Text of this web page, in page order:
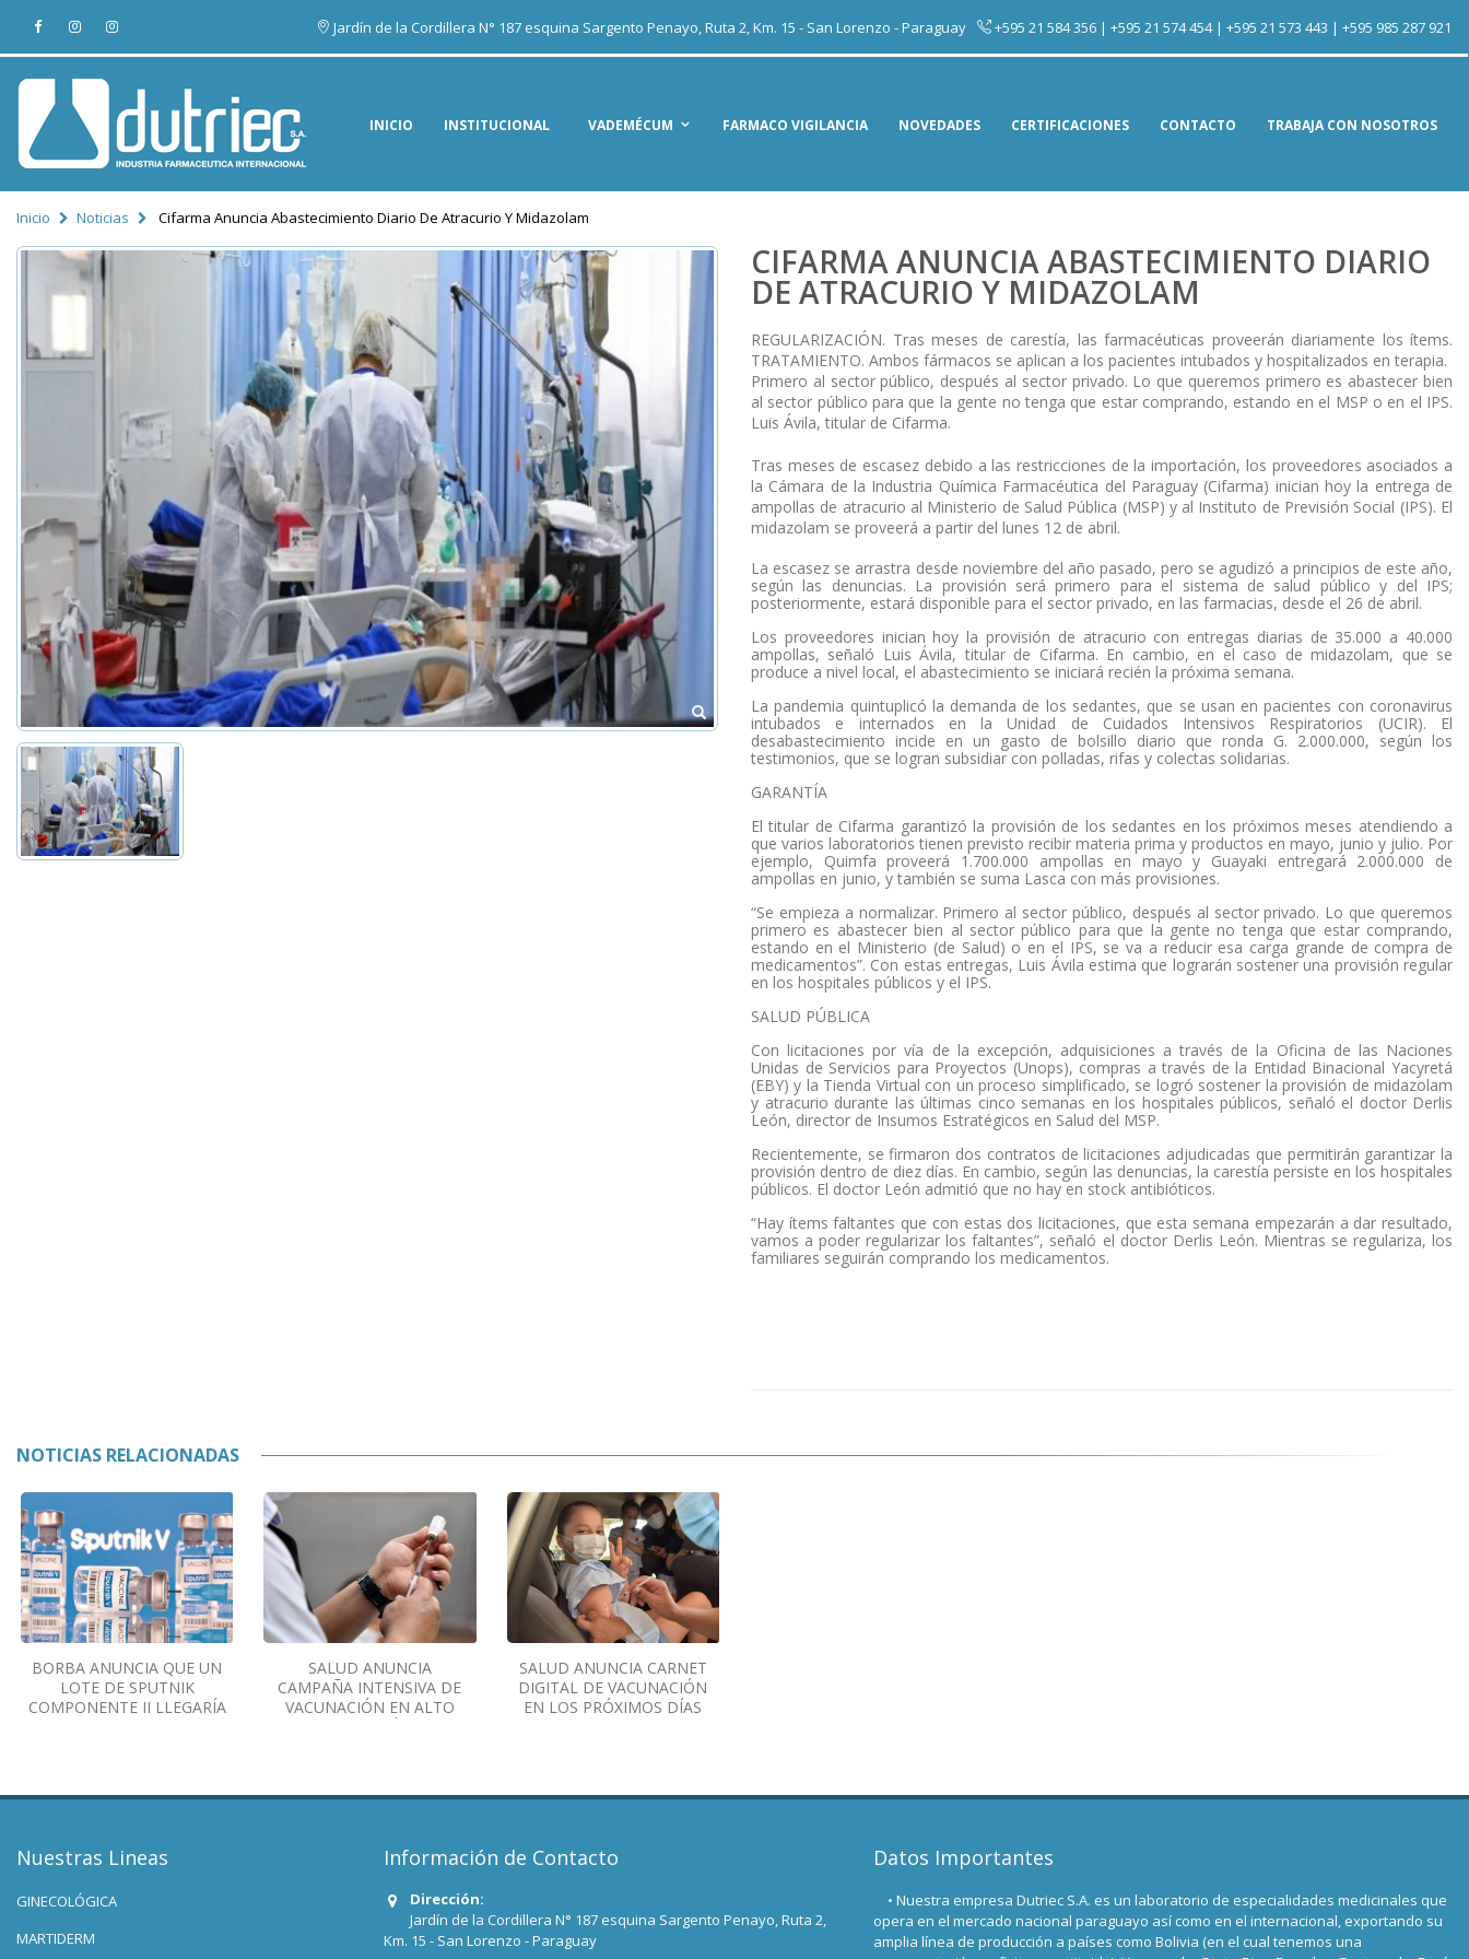
Jardín de la Cordillera N° 187 esquina Sargento Penayo, Ruta 2, Km. 15 - San Lorenzo - Paraguay +595 21 584 356 | +595 21 574 454 | +595 21 573 443 | +595 985 287 921
INICIO INSTITUCIONAL VADEMÉCUM FARMACO VIGILANCIA NOVEDADES CERTIFICACIONES CONTACTO TRABAJA CON NOSOTROS
Inicio Noticias Cifarma Anuncia Abastecimiento Diario De Atracurio Y Midazolam
CIFARMA ANUNCIA ABASTECIMIENTO DIARIO
DE ATRACURIO Y MIDAZOLAM
REGULARIZACIÓN. Tras meses de carestía, las farmacéuticas proveerán diariamente los ítems.
TRATAMIENTO. Ambos fármacos se aplican a los pacientes intubados y hospitalizados en terapia.
Primero al sector público, después al sector privado. Lo que queremos primero es abastecer bien
al sector público para que la gente no tenga que estar comprando, estando en el MSP o en el IPS.
Luis Ávila, titular de Cifarma.
Tras meses de escasez debido a las restricciones de la importación, los proveedores asociados a
la Cámara de la Industria Química Farmacéutica del Paraguay (Cifarma) inician hoy la entrega de
ampollas de atracurio al Ministerio de Salud Pública (MSP) y al Instituto de Previsión Social (IPS). El
midazolam se proveerá a partir del lunes 12 de abril.
La escasez se arrastra desde noviembre del año pasado, pero se agudizó a principios de este año,
según las denuncias. La provisión será primero para el sistema de salud público y del IPS;
posteriormente, estará disponible para el sector privado, en las farmacias, desde el 26 de abril.
Los proveedores inician hoy la provisión de atracurio con entregas diarias de 35.000 a 40.000
ampollas, señaló Luis Ávila, titular de Cifarma. En cambio, en el caso de midazolam, que se
produce a nivel local, el abastecimiento se iniciará recién la próxima semana.
La pandemia quintuplicó la demanda de los sedantes, que se usan en pacientes con coronavirus
intubados e internados en la Unidad de Cuidados Intensivos Respiratorios (UCIR). El
desabastecimiento incide en un gasto de bolsillo diario que ronda G. 2.000.000, según los
testimonios, que se logran subsidiar con polladas, rifas y colectas solidarias.
GARANTÍA
El titular de Cifarma garantizó la provisión de los sedantes en los próximos meses atendiendo a
que varios laboratorios tienen previsto recibir materia prima y productos en mayo, junio y julio. Por
ejemplo, Quimfa proveerá 1.700.000 ampollas en mayo y Guayaki entregará 2.000.000 de
ampollas en junio, y también se suma Lasca con más provisiones.
“Se empieza a normalizar. Primero al sector público, después al sector privado. Lo que queremos
primero es abastecer bien al sector público para que la gente no tenga que estar comprando,
estando en el Ministerio (de Salud) o en el IPS, se va a reducir esa carga grande de compra de
medicamentos”. Con estas entregas, Luis Ávila estima que lograrán sostener una provisión regular
en los hospitales públicos y el IPS.
SALUD PÚBLICA
Con licitaciones por vía de la excepción, adquisiciones a través de la Oficina de las Naciones
Unidas de Servicios para Proyectos (Unops), compras a través de la Entidad Binacional Yacyretá
(EBY) y la Tienda Virtual con un proceso simplificado, se logró sostener la provisión de midazolam
y atracurio durante las últimas cinco semanas en los hospitales públicos, señaló el doctor Derlis
León, director de Insumos Estratégicos en Salud del MSP.
Recientemente, se firmaron dos contratos de licitaciones adjudicadas que permitirán garantizar la
provisión dentro de diez días. En cambio, según las denuncias, la carestía persiste en los hospitales
públicos. El doctor León admitió que no hay en stock antibióticos.
“Hay ítems faltantes que con estas dos licitaciones, que esta semana empezarán a dar resultado,
vamos a poder regularizar los faltantes”, señaló el doctor Derlis León. Mientras se regulariza, los
familiares seguirán comprando los medicamentos.
NOTICIAS RELACIONADAS
BORBA ANUNCIA QUE UN
LOTE DE SPUTNIK
COMPONENTE II LLEGARÍA
SALUD ANUNCIA
CAMPAÑA INTENSIVA DE
VACUNACIÓN EN ALTO
SALUD ANUNCIA CARNET
DIGITAL DE VACUNACIÓN
EN LOS PRÓXIMOS DÍAS
Nuestras Lineas
GINECOLÓGICA
MARTIDERM
Información de Contacto
Dirección:
Jardín de la Cordillera N° 187 esquina Sargento Penayo, Ruta 2,
Km. 15 - San Lorenzo - Paraguay
Datos Importantes
• Nuestra empresa Dutriec S.A. es un laboratorio de especialidades medicinales que
opera en el mercado nacional paraguayo así como en el internacional, exportando su
amplia línea de producción a países como Bolivia (en el cual tenemos una